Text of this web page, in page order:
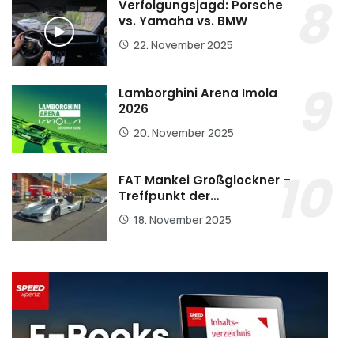
Verfolgungsjagd: Porsche
vs. Yamaha vs. BMW
22. November 2025
Lamborghini Arena Imola
2026
20. November 2025
FAT Mankei Großglockner –
Treffpunkt der…
18. November 2025